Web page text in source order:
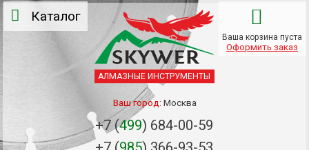
АЛМАЗНЫЕ ИНСТРУМЕНТЫ
Ваш город: Москва
+7 (499) 684-00-59
Ваша корзина пуста
Оформить заказ
Каталог